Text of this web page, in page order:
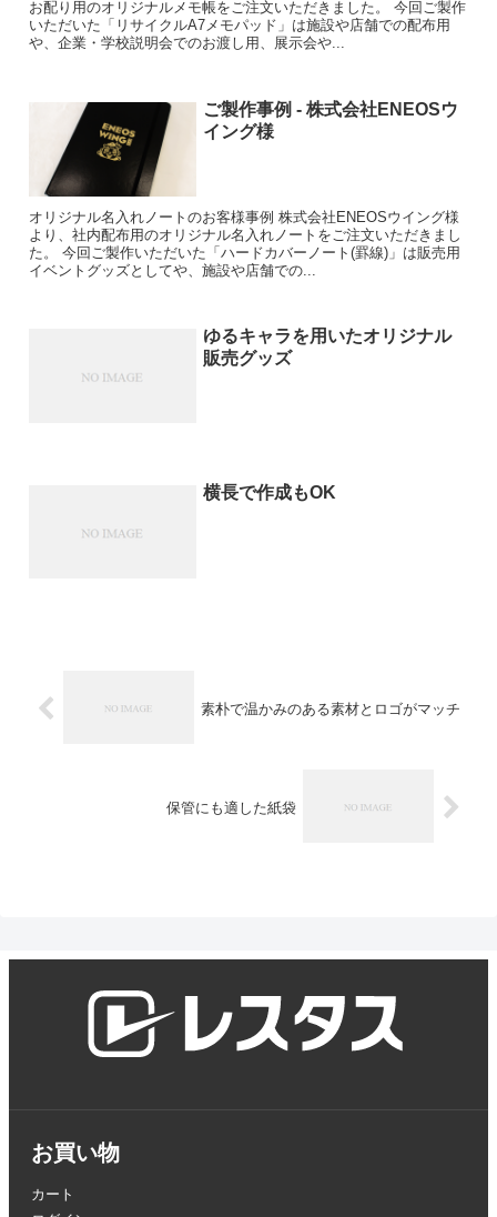
お配り用のオリジナルメモ帳をご注文いただきました。 今回ご製作
いただいた「リサイクルA7メモパッド」は施設や店舗での配布用
や、企業・学校説明会でのお渡し用、展示会や...
ご製作事例 - 株式会社ENEOSウ
イング様
オリジナル名入れノートのお客様事例 株式会社ENEOSウイング様
より、社内配布用のオリジナル名入れノートをご注文いただきまし
た。 今回ご製作いただいた「ハードカバーノート(罫線)」は販売用
イベントグッズとしてや、施設や店舗での...
ゆるキャラを用いたオリジナル
販売グッズ
横長で作成もOK
素朴で温かみのある素材とロゴがマッチ
保管にも適した紙袋
お買い物
カート